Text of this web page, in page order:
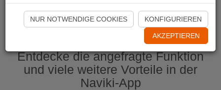
Naviki App jetzt öffnen
Entdecke die angefragte Funktion
und viele weitere Vorteile in der
Naviki-App
NUR NOTWENDIGE COOKIES KONFIGURIEREN
AKZEPTIEREN